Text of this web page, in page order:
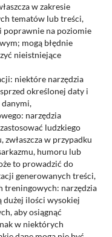
w zakresie
tematów lub treści,
na poziomie
mogą błędnie
nieistniejące
niektóre narzędzia
określonej daty i
danymi,
narzędzia
ludzkiego
w przypadku
humoru lub
to prowadzić do
generowanych treści,
treningowych: narzędzia
dużej ilości wysokiej
aby osiągnąć
w niektórych